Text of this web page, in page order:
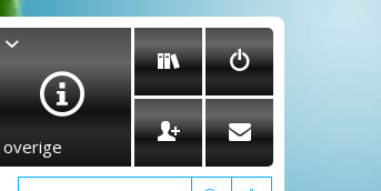
overige